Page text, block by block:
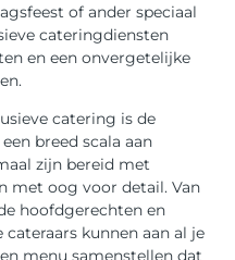
of ander speciaal
cateringdiensten
en een onvergetelijke
catering is de
breed scala aan
zijn bereid met
met oog voor detail. Van
hoofdgerechten en
cateraars kunnen aan al je
menu samenstellen dat